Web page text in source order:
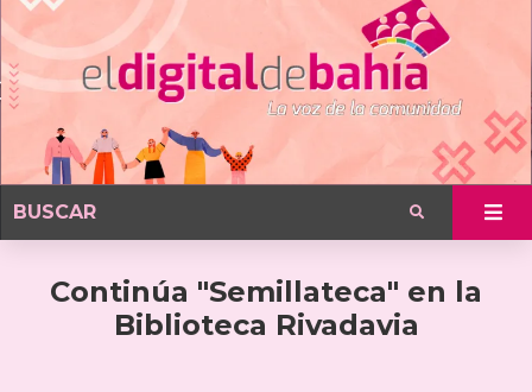
Continúa "Semillateca" en la
Biblioteca Rivadavia